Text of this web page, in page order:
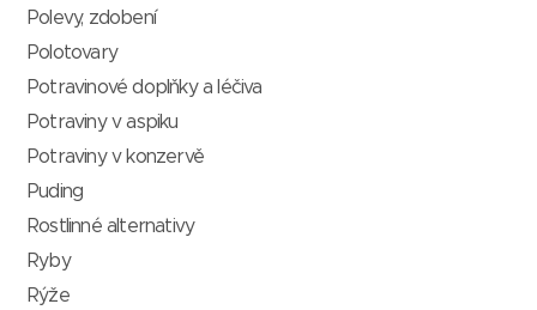
Polevy, zdobení
Polotovary
Potravinové doplňky a léčiva
Potraviny v aspiku
Potraviny v konzervě
Puding
Rostlinné alternativy
Ryby
Rýže